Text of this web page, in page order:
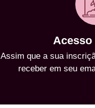
Assim que a sua
receber em seu